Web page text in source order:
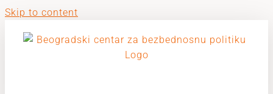
Skip to content